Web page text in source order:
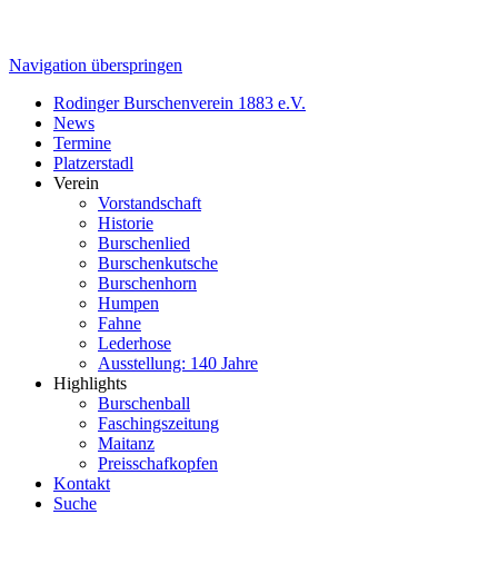
Navigation überspringen
Rodinger Burschenverein 1883 e.V.
News
Termine
Platzerstadl
Verein
Vorstandschaft
Historie
Burschenlied
Burschenkutsche
Burschenhorn
Humpen
Fahne
Lederhose
Ausstellung: 140 Jahre
Highlights
Burschenball
Faschingszeitung
Maitanz
Preisschafkopfen
Kontakt
Suche